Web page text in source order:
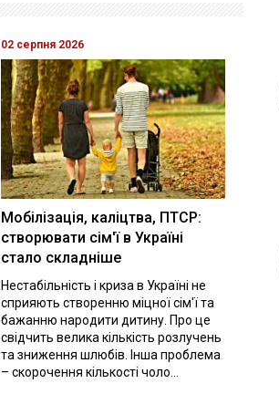
02 серпня 2026
Мобілізація, каліцтва, ПТСР:
створювати сім'ї в Україні
стало складніше
Нестабільність і криза в Україні не
сприяють створенню міцної сім'ї та
бажанню народити дитину. Про це
свідчить велика кількість розлучень
та зниження шлюбів. Інша проблема
– скорочення кількості чоло...